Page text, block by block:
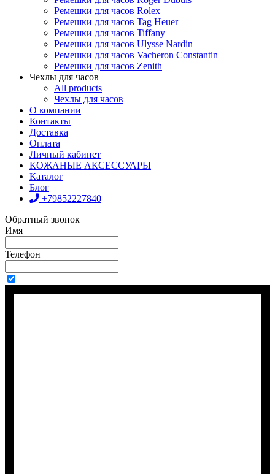
Ремешки для часов Rolex
Ремешки для часов Tag Heuer
Ремешки для часов Tiffany
Ремешки для часов Ulysse Nardin
Ремешки для часов Vacheron Constantin
Ремешки для часов Zenith
Чехлы для часов
All products
Чехлы для часов
О компании
Контакты
Доставка
Оплата
Личный кабинет
КОЖАНЫЕ АКСЕССУАРЫ
Каталог
Блог
+79852227840
Обратный звонок
Имя
Телефон